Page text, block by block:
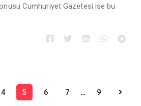
Cumhuriyet Gazetesi ise bu
4 5 6 7 … 9